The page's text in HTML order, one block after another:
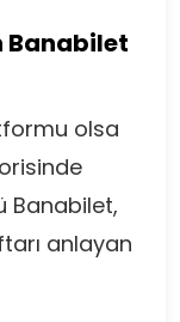
Banabilet
olsa
Banabilet,
anlayan